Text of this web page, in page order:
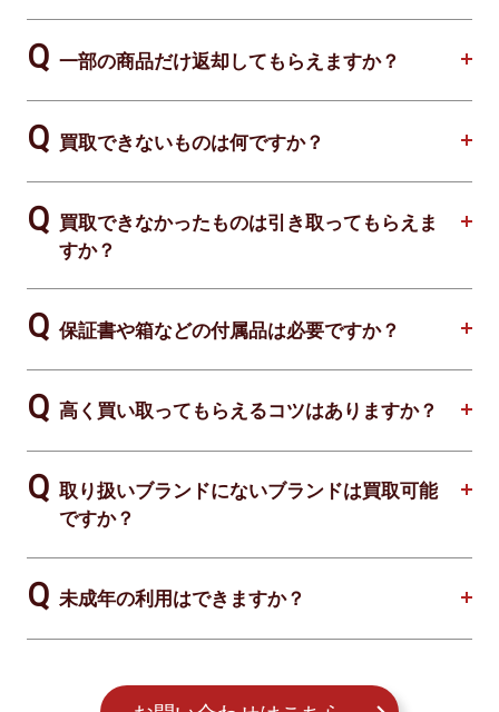
一部の商品だけ返却してもらえますか？
買取できないものは何ですか？
買取できなかったものは引き取ってもらえま
すか？
保証書や箱などの付属品は必要ですか？
高く買い取ってもらえるコツはありますか？
取り扱いブランドにないブランドは買取可能
ですか？
未成年の利用はできますか？